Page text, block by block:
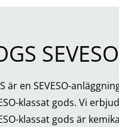
är en SEVESO-
klassat gods. Vi
klassat gods är